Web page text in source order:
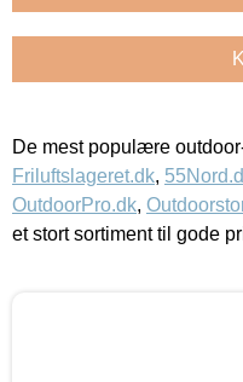
De mest populære
Friluftslageret.dk,
OutdoorPro.dk,
et stort sortiment til gode